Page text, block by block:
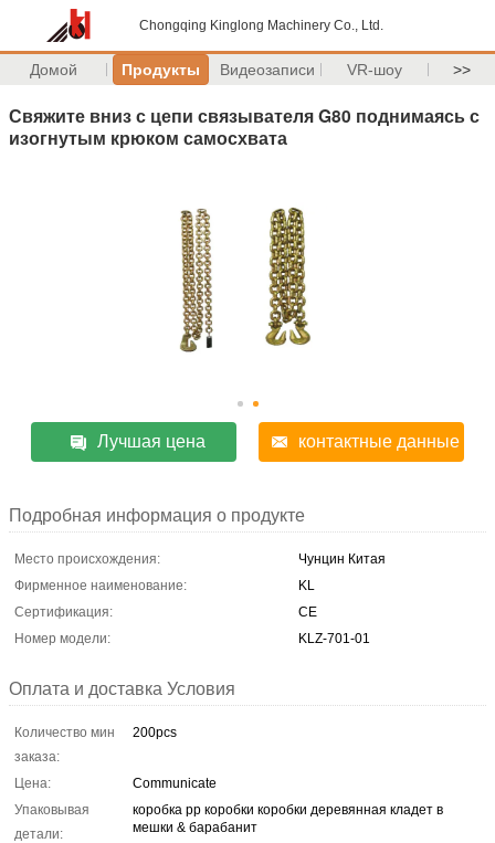
Chongqing Kinglong Machinery Co., Ltd.
Домой Продукты Видеозаписи VR-шоу >>
Свяжите вниз с цепи связывателя G80 поднимаясь с
изогнутым крюком самосхвата
Лучшая цена контактные данные
Подробная информация о продукте
Место происхождения:
Чунцин Китая
Фирменное наименование:
KL
Сертификация:
CE
Номер модели:
KLZ-701-01
Оплата и доставка Условия
Количество мин
заказа:
200pcs
Цена:
Communicate
Упаковывая
детали:
коробка pp коробки коробки деревянная кладет в
мешки & барабанит